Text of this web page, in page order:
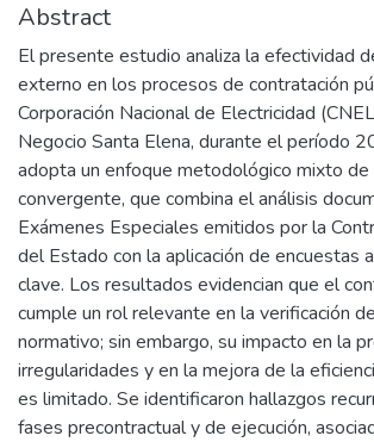
Abstract
El presente estudio analiza la efectividad
externo en los procesos de contratación
Corporación Nacional de Electricidad
Negocio Santa Elena, durante el período
adopta un enfoque metodológico mixto
convergente, que combina el análisis
Exámenes Especiales emitidos por la
del Estado con la aplicación de encuestas
clave. Los resultados evidencian que el
cumple un rol relevante en la verificación
normativo; sin embargo, su impacto en la
irregularidades y en la mejora de la
es limitado. Se identificaron hallazgos
fases precontractual y de ejecución,